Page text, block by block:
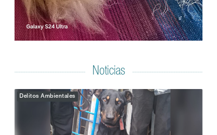
Noticias
Delitos Ambientales